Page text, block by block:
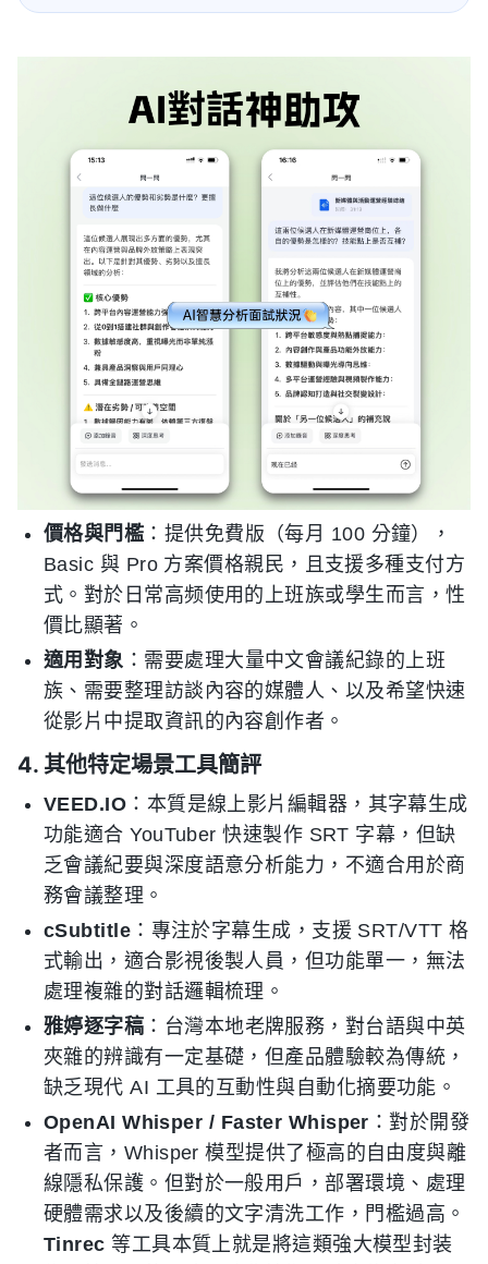
價格與門檻 ：提供免費版（每月 100 分鐘），
Basic 與 Pro 方案價格親民，且支援多種支付方
式。對於日常高频使用的上班族或學生而言，性
價比顯著。
適用對象 ：需要處理大量中文會議紀錄的上班
族、需要整理訪談內容的媒體人、以及希望快速
從影片中提取資訊的內容創作者。
4. 其他特定場景工具簡評
VEED.IO ：本質是線上影片編輯器，其字幕生成
功能適合 YouTuber 快速製作 SRT 字幕，但缺
乏會議紀要與深度語意分析能力，不適合用於商
務會議整理。
cSubtitle ：專注於字幕生成，支援 SRT/VTT 格
式輸出，適合影視後製人員，但功能單一，無法
處理複雜的對話邏輯梳理。
雅婷逐字稿 ：台灣本地老牌服務，對台語與中英
夾雜的辨識有一定基礎，但產品體驗較為傳統，
缺乏現代 AI 工具的互動性與自動化摘要功能。
OpenAI Whisper / Faster Whisper ：對於開發
者而言，Whisper 模型提供了極高的自由度與離
線隱私保護。但對於一般用戶，部署環境、處理
硬體需求以及後續的文字清洗工作，門檻過高。
Tinrec 等工具本質上就是將這類強大模型封装